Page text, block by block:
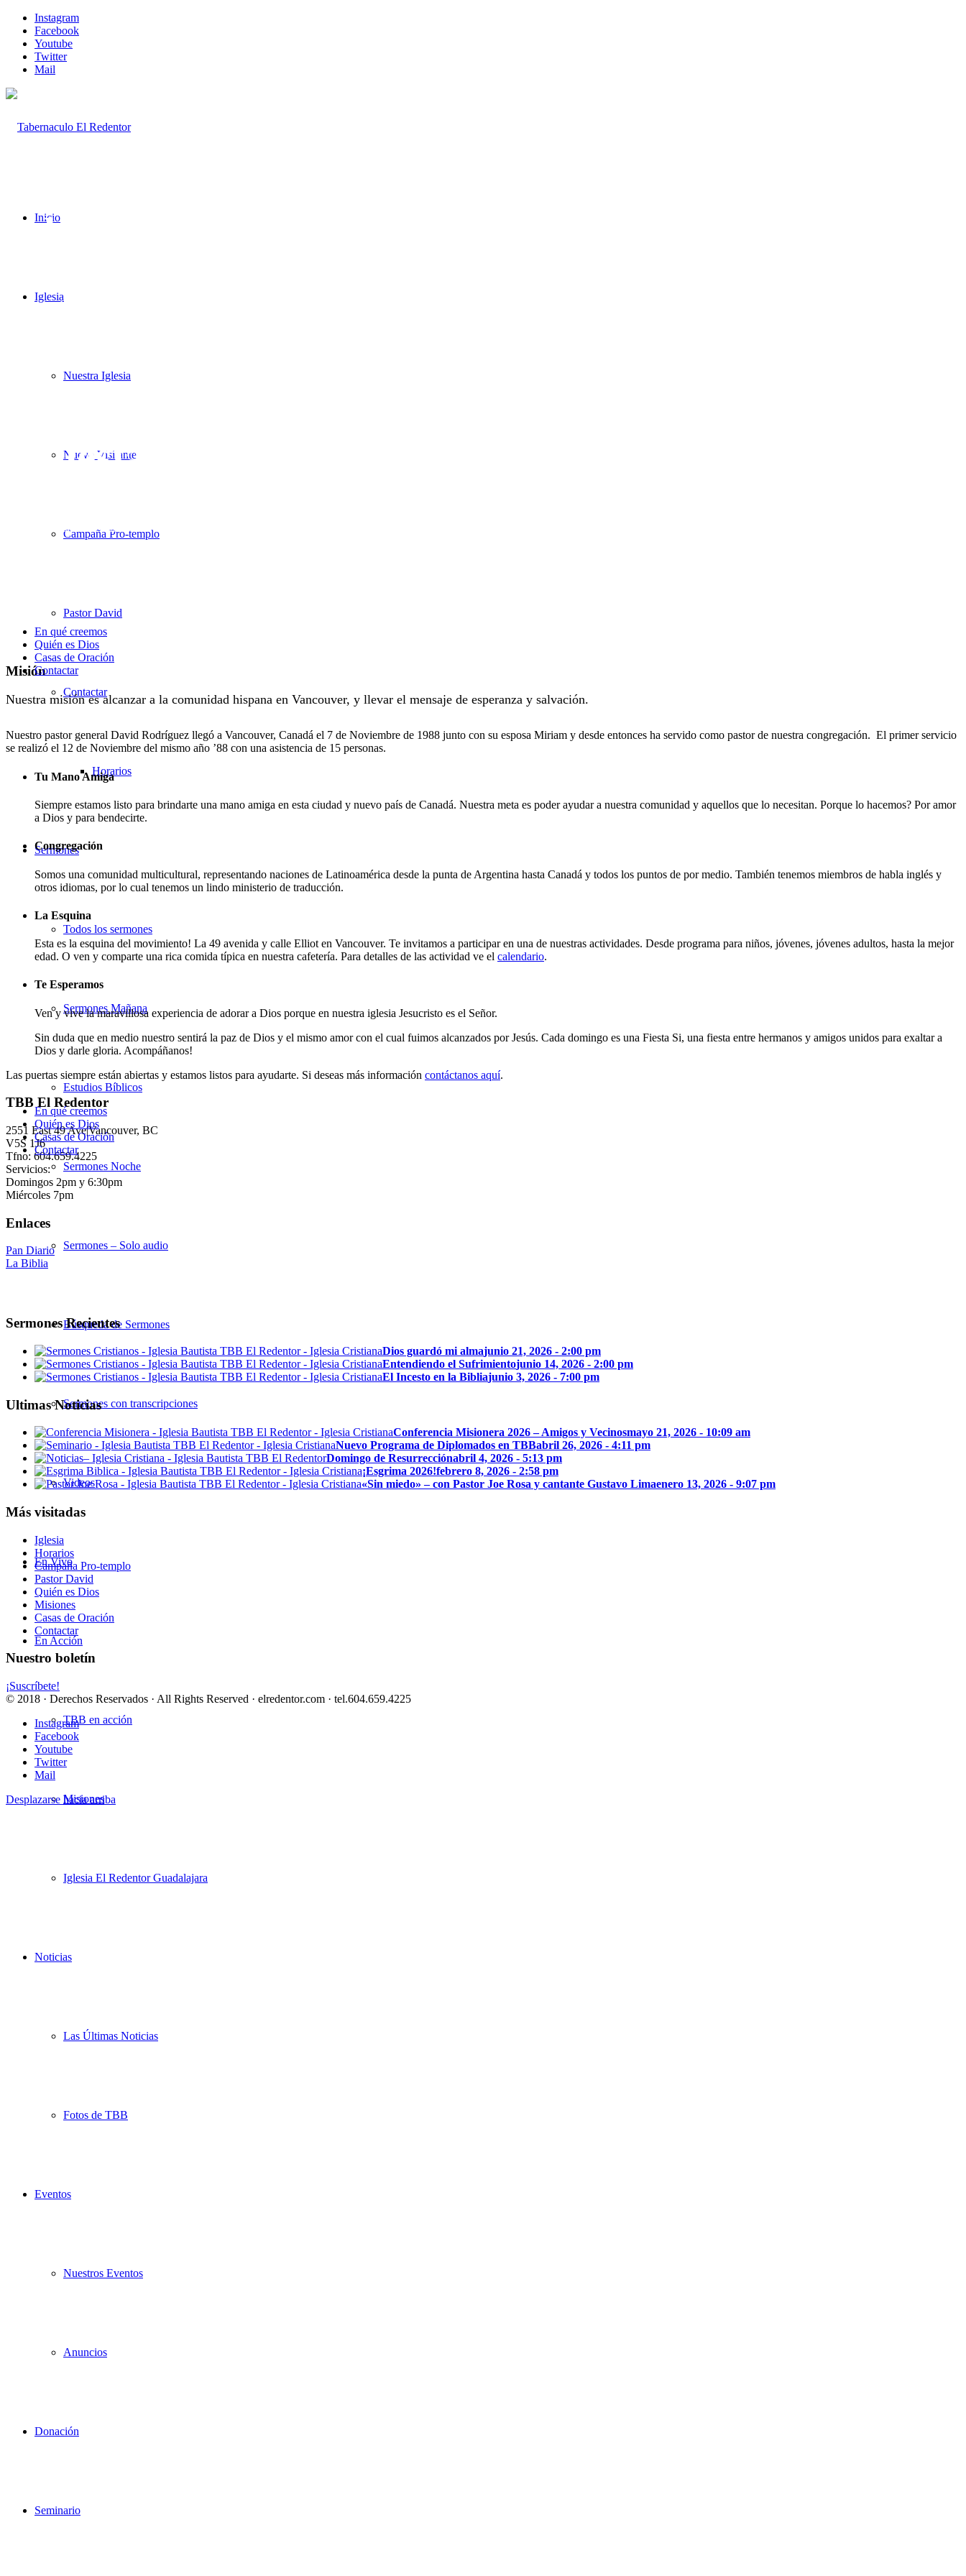
Instagram
Facebook
Youtube
Twitter
Mail
Inicio
Iglesia
Nuestra Iglesia
Nuevo Visitante
Campaña Pro-templo
Pastor David
Contactar
Horarios
Sermones
Todos los sermones
Sermones Mañana
Estudios Bíblicos
Sermones Noche
Sermones – Solo audio
Búsqueda de Sermones
Sermones con transcripciones
Videos
En Vivo
En Acción
TBB en acción
Misiones
Iglesia El Redentor Guadalajara
Noticias
Las Últimas Noticias
Fotos de TBB
Eventos
Nuestros Eventos
Anuncios
Donación
Seminario
Iglesia
Porque donde están dos o tres congregados en mi nombre, allí estoy yo en medio de ellos. Mateo 18:20.
Iglesia
Porque donde están dos o tres congregados en mi nombre, allí estoy yo en medio de ellos. Mateo 18:20.
En qué creemos
Quién es Dios
Casas de Oración
Contactar
Misión
Nuestra misión es alcanzar a la comunidad hispana en Vancouver, y llevar el mensaje de esperanza y salvación.
Nuestro pastor general David Rodríguez llegó a Vancouver, Canadá el 7 de Noviembre de 1988 junto con su esposa Miriam y desde entonces ha servido como pastor de nuestra congregación. El primer servicio
se realizó el 12 de Noviembre del mismo año ’88 con una asistencia de 15 personas.
Tu Mano Amiga
Siempre estamos listo para brindarte una mano amiga en esta ciudad y nuevo país de Canadá. Nuestra meta es poder ayudar a nuestra comunidad y aquellos que lo necesitan. Porque lo hacemos? Por amor
a Dios y para bendecirte.
Congregación
Somos una comunidad multicultural, representando naciones de Latinoamérica desde la punta de Argentina hasta Canadá y todos los puntos de por medio. También tenemos miembros de habla inglés y
otros idiomas, por lo cual tenemos un lindo ministerio de traducción.
La Esquina
Esta es la esquina del movimiento! La 49 avenida y calle Elliot en Vancouver. Te invitamos a participar en una de nuestras actividades. Desde programa para niños, jóvenes, jóvenes adultos, hasta la mejor
edad. O ven y comparte una rica comida típica en nuestra cafetería. Para detalles de las actividad ve el calendario.
Te Esperamos
Ven y vive la maravillosa experiencia de adorar a Dios porque en nuestra iglesia Jesucristo es el Señor.
Sin duda que en medio nuestro sentirá la paz de Dios y el mismo amor con el cual fuimos alcanzados por Jesús. Cada domingo es una Fiesta Si, una fiesta entre hermanos y amigos unidos para exaltar a
Dios y darle gloria. Acompáñanos!
Las puertas siempre están abiertas y estamos listos para ayudarte. Si deseas más información contáctanos aquí.
En qué creemos
Quién es Dios
Casas de Oración
Contactar
TBB El Redentor
2551 East 49 Ave|Vancouver, BC
V5S 1J6
Tfno: 604.659.4225
Servicios:
Domingos 2pm y 6:30pm
Miércoles 7pm
Enlaces
Pan Diario
La Biblia
Sermones Recientes
Dios guardó mi almajunio 21, 2026 - 2:00 pm
Entendiendo el Sufrimientojunio 14, 2026 - 2:00 pm
El Incesto en la Bibliajunio 3, 2026 - 7:00 pm
Ultimas Noticias
Conferencia Misionera 2026 – Amigos y Vecinosmayo 21, 2026 - 10:09 am
Nuevo Programa de Diplomados en TBBabril 26, 2026 - 4:11 pm
Domingo de Resurrecciónabril 4, 2026 - 5:13 pm
¡Esgrima 2026!febrero 8, 2026 - 2:58 pm
«Sin miedo» – con Pastor Joe Rosa y cantante Gustavo Limaenero 13, 2026 - 9:07 pm
Más visitadas
Iglesia
Horarios
Campaña Pro-templo
Pastor David
Quién es Dios
Misiones
Casas de Oración
Contactar
Nuestro boletín
¡Suscríbete!
© 2018 · Derechos Reservados · All Rights Reserved · elredentor.com · tel.604.659.4225
Instagram
Facebook
Youtube
Twitter
Mail
Desplazarse hacia arriba